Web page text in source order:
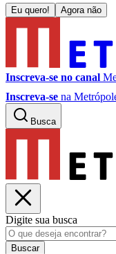
Eu quero! Agora não
Inscreva-se no canal
Inscreva-se na
Busca
Digite sua busca
Buscar